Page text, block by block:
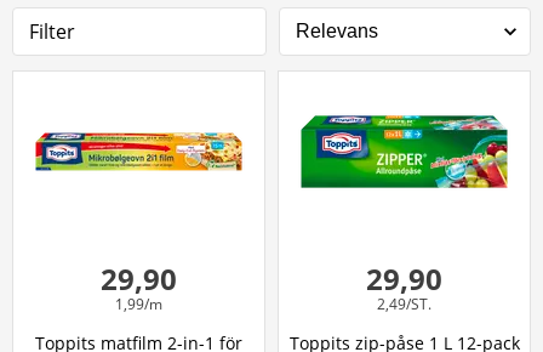
Filter
29,90
1,99/m
Toppits matfilm 2-in-1 för
29,90
2,49/ST.
Toppits zip-påse 1 L 12-pack